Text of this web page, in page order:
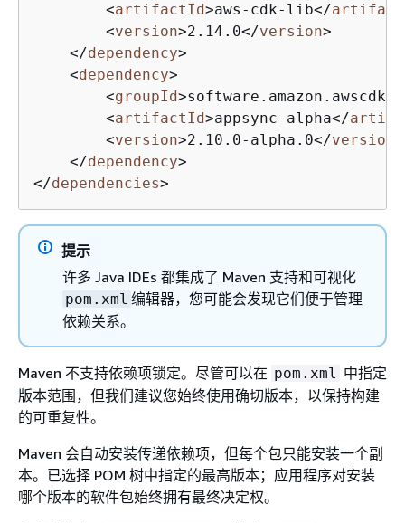
<artifactId>aws-cdk-lib</
<version>2.14.0</version>
</dependency>
<dependency>
<groupId>software.amazon.awscdk
<artifactId>appsync-alpha</
<version>2.10.0-alpha.0</version
</dependency>
</dependencies>
提示
许多 Java IDEs 都集成了 Maven 支持和可视化
pom.xml 编辑器，您可能会发现它们便于管理
依赖关系。
Maven 不支持依赖项锁定。尽管可以在 pom.xml 中指定
版本范围，但我们建议您始终使用确切版本，以保持构建
的可重复性。
Maven 会自动安装传递依赖项，但每个包只能安装一个副
本。已选择 POM 树中指定的最高版本；应用程序对安装
哪个版本的软件包始终拥有最终决定权。